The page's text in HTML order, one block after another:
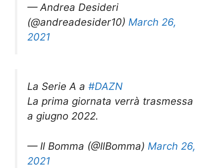
— Andrea Desideri
(@andreadesider10) March 26,
2021
La Serie A a #DAZN
La prima giornata verrà trasmessa
a giugno 2022.
— Il Bomma (@IlBomma) March 26,
2021